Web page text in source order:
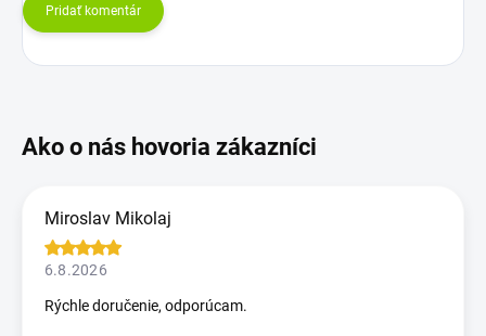
Pridať komentár
Miroslav Mikolaj
6.8.2026
Rýchle doručenie, odporúcam.